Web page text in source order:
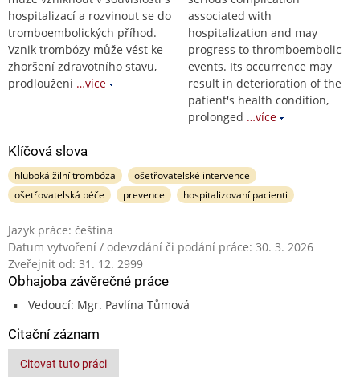
hospitalizací a rozvinout se do
tromboembolických příhod.
Vznik trombózy může vést ke
zhoršení zdravotního stavu,
prodloužení …více
associated with
hospitalization and may
progress to thromboembolic
events. Its occurrence may
result in deterioration of the
patient's health condition,
prolonged …více
Klíčová slova
hluboká žilní trombóza
ošetřovatelské intervence
ošetřovatelská péče
prevence hospitalizovaní pacienti
Jazyk práce: čeština
Datum vytvoření / odevzdání či podání práce: 30. 3. 2026
Zveřejnit od: 31. 12. 2999
Obhajoba závěrečné práce
Vedoucí: Mgr. Pavlína Tůmová
Citační záznam
Citovat tuto práci